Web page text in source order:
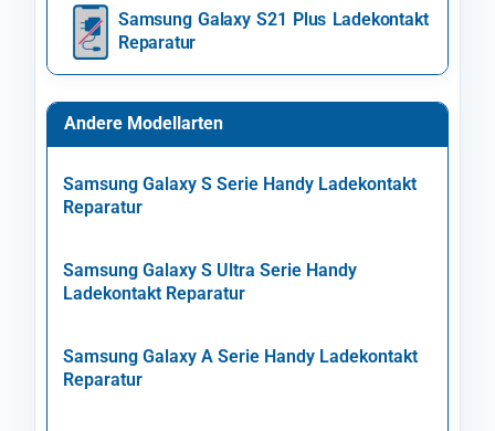
Samsung Galaxy S21 Plus Ladekontakt
Reparatur
Andere Modellarten
Samsung Galaxy S Serie Handy Ladekontakt
Reparatur
Samsung Galaxy S Ultra Serie Handy
Ladekontakt Reparatur
Samsung Galaxy A Serie Handy Ladekontakt
Reparatur